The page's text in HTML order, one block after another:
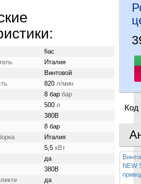
fiac
Италия
Винтовой
820 л/мин
8 бар бар
500 л
380В
8 бар
Италия
5,5 кВт
да
380В
да
Код
NEW